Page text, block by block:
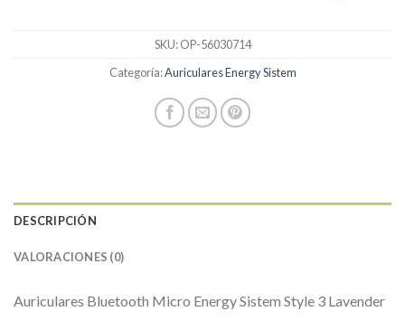
SKU:OP-56030714
Categoría:Auriculares Energy Sistem
DESCRIPCIÓN
VALORACIONES (0)
Auriculares Bluetooth Micro Energy Sistem Style 3 Lavender